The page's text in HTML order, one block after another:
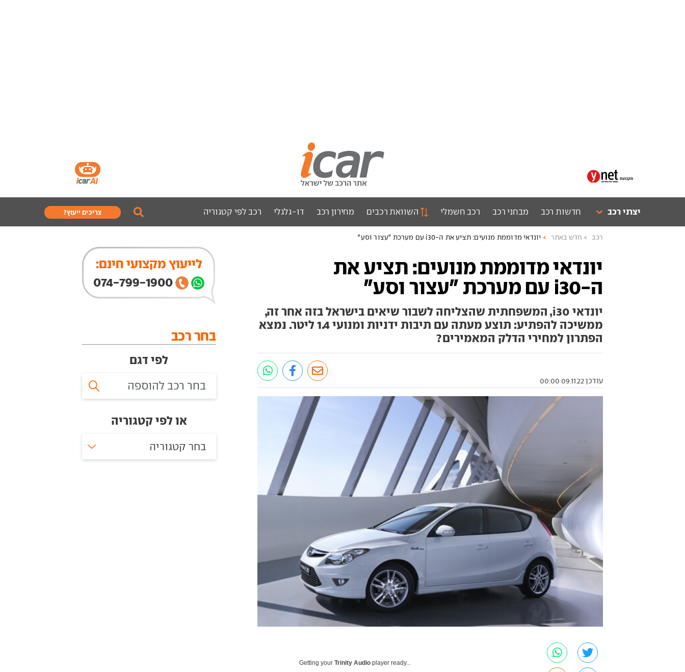
יצרני רכב חדשות רכב מבחני רכב רכב חשמלי השוואת רכבים מחירון רכב דו-גלגלי רכב לפי קטגוריה צריכים ייעוץ?
רכב חדש באתר יונדאי מדוממת מנועים: תציע את ה-i30 עם מערכת "עצור וסע"
יונדאי מדוממת מנועים: תציע את
ה-i30 עם מערכת "עצור וסע"
יונדאי i30, המשפחתית שהצליחה לשבור שיאים בישראל בזה אחר זה,
ממשיכה להפתיע: תוצע מעתה עם תיבות ידניות ומנועי 1.4 ליטר. נמצא
הפתרון למחירי הדלק המאמירים?
עודכן 09.11.22 00:00
Getting yourTrinity Audio player ready...
לייעוץ מקצועי חינם:
074-799-1900
בחר רכב
לפי דגם
או לפי קטגוריה
בחר קטגוריה